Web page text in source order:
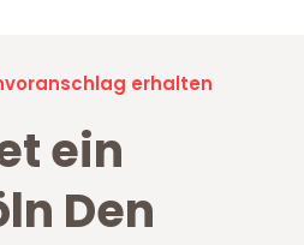
erhalten
ein
Den